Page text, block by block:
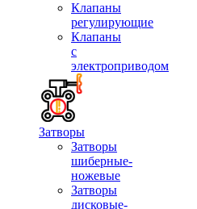
Клапаны
регулирующие
Клапаны
с
электроприводом
Затворы
Затворы
шиберные-
ножевые
Затворы
дисковые-